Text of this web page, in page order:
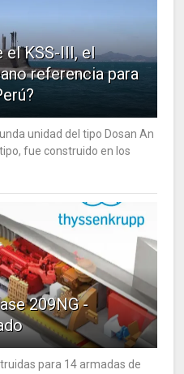
el KSS-III, el
referencia para
unidad del tipo Dosan An
fue construido en los
209NG -
para 14 armadas de